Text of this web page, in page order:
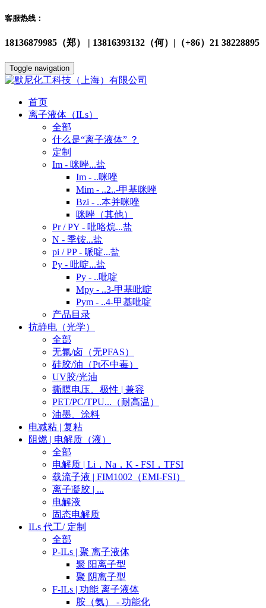
客服热线：
18136879985（郑） | 13816393132（何）|（+86）21 38228895
Toggle navigation
首页
离子液体（ILs）
全部
什么是“离子液体” ？
定制
Im - 咪唑...盐
Im - ..咪唑
Mim - ..2..-甲基咪唑
Bzi - ..本并咪唑
咪唑（其他）
Pr / PY - 吡咯烷...盐
N - 季铵...盐
pi / PP - 哌啶...盐
Py - 吡啶...盐
Py - ..吡啶
Mpy - ..3-甲基吡啶
Pym - ..4-甲基吡啶
产品目录
抗静电（光学）
全部
无氟/卤（无PFAS）
硅胶/油（Pt不中毒）
UV胶/光油
撕膜电压、极性 | 兼容
PET/PC/TPU...（耐高温）
油墨、涂料
电减粘 | 复粘
阻燃 | 电解质（液）
全部
电解质 | Li，Na，K - FSI，TFSI
载流子液 | FIM1002（EMI-FSI）
离子凝胶 | ...
电解液
固态电解质
ILs 代工/ 定制
全部
P-ILs | 聚 离子液体
聚 阳离子型
聚 阴离子型
F-ILs | 功能 离子液体
胺（氨） - 功能化